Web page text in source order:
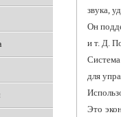
звука,
Он
и т. Д.
для
Это